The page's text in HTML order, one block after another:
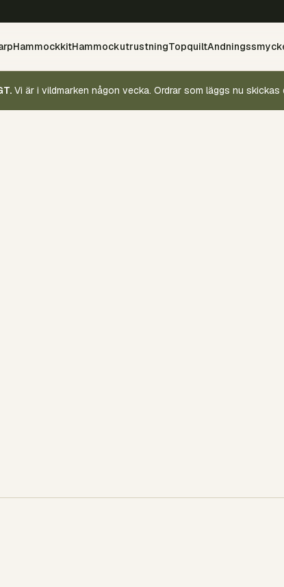
HammockkitHammockutrustningTopquilt
Vi är i vildmarken någon vecka. Ordrar som läggs nu skickas